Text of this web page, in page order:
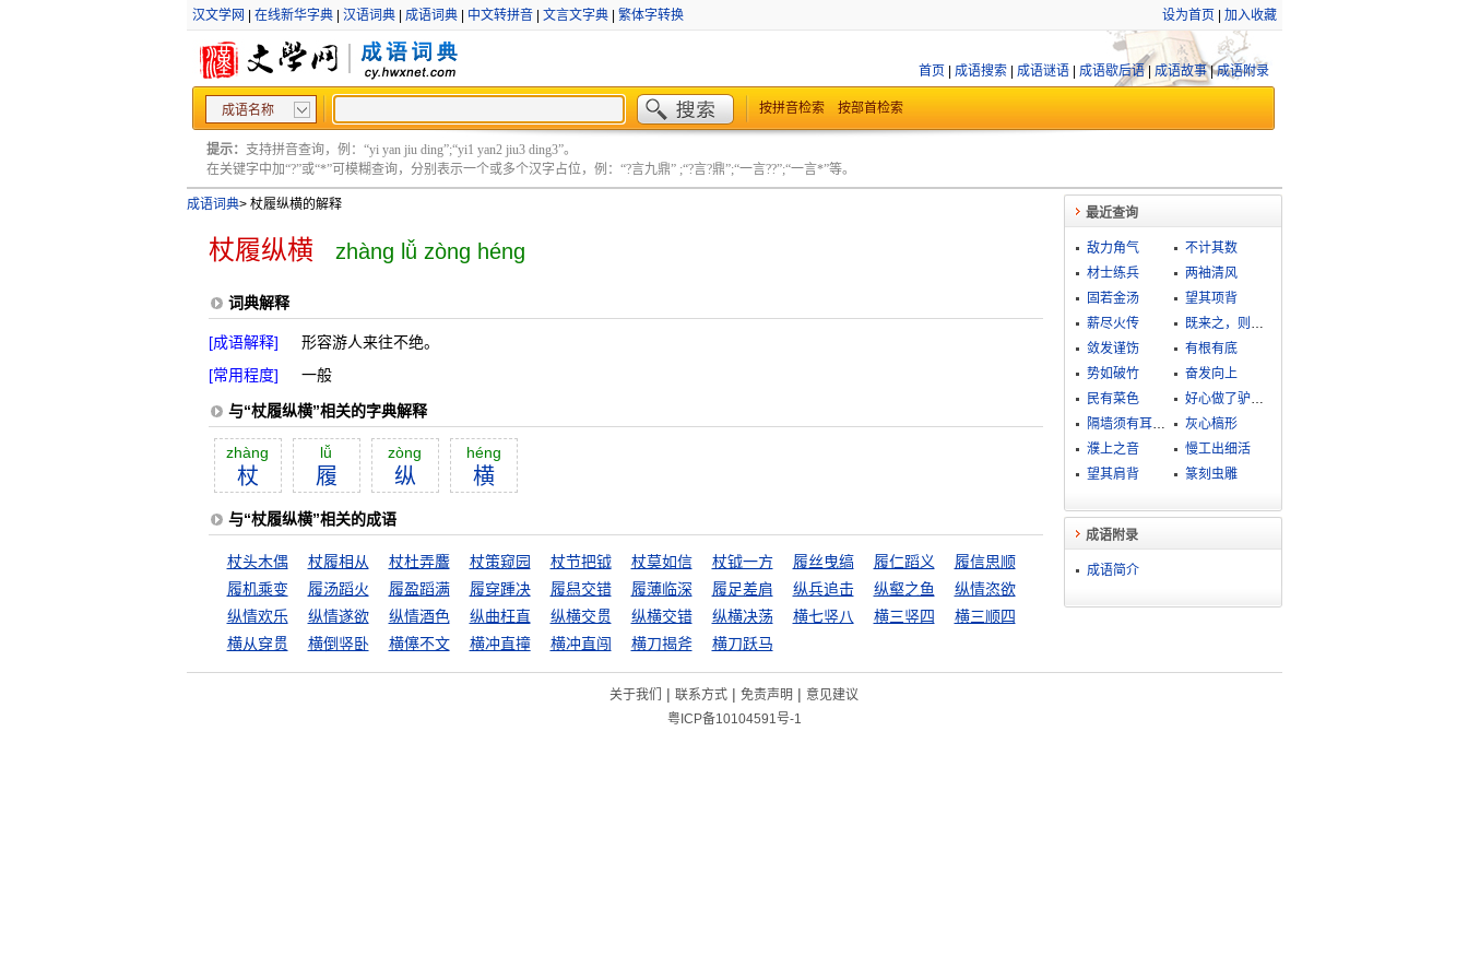
汉文学网 在线新华字典| 汉语词典| 成语词典| 中文转拼音| 文言文字典| 繁体字转换 设为首页 加入收藏
首页 成语搜索| 成语谜语| 成语歇后语| 成语故事|成语附录
成语名称 按拼音检索 按部首检索
提示： 支持拼音查询，例：“yi yan jiu ding”;“yi1 yan2 jiu3 ding3”。
在关键字中加“?”或“*”可模糊查询，分别表示一个或多个汉字占位，例：“?言九鼎” ;“?言?鼎”;“一言??”;“一言*”等。
成语词典>杖履纵横的解释
杖履纵横 zhàng lǚ zòng héng
词典解释
[成语解释]
形容游人来往不绝。
[常用程度]
一般
与“杖履纵横”相关的字典解释
zhàng
杖
lǚ
履
zòng
纵
héng
横
与“杖履纵横”相关的成语
杖头木偶 杖履相从 杖杜弄麞 杖策窥园 杖节把钺 杖莫如信 杖钺一方 履丝曳缟 履仁蹈义
履信思顺
履机乘变
履汤蹈火 履盈蹈满 履穿踵决 履舄交错 履薄临深 履足差肩 纵兵追击 纵壑之鱼
纵情恣欲
纵情欢乐
纵情遂欲 纵情酒色 纵曲枉直 纵横交贯 纵横交错 纵横决荡 横七竖八 横三竖四
横三顺四
横从穿贯
横倒竖卧 横僿不文 横冲直撞 横冲直闯 横刀揭斧 横刀跃马
最近查询
敌力角气
不计其数
材士练兵
两袖清风
固若金汤
望其项背
薪尽火传
既来之，则安之
敛发谨饬
有根有底
势如破竹
奋发向上
民有菜色
好心做了驴肝肺
隔墙须有耳，窗外岂无人
灰心槁形
濮上之音
慢工出细活
望其肩背
篆刻虫雕
成语附录
成语简介
关于我们 | 联系方式 | 免责声明 | 意见建议
粤ICP备10104591号-1